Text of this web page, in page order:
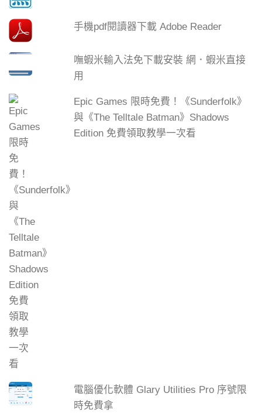
手機pdf閱讀器下載 Adobe Reader
嘸蝦米輸入法免下載安裝 網．蝦米直接
用
Epic Games 限時免費！《Sunderfolk》
與《The Telltale Batman》Shadows
Edition 免費領取教學一次看
電腦優化軟體 Glary Utilities Pro 序號限
時免費拿